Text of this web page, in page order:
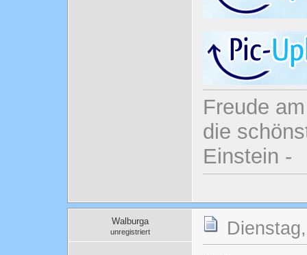
Freude
die
Einstein -
Walburga
unregistriert